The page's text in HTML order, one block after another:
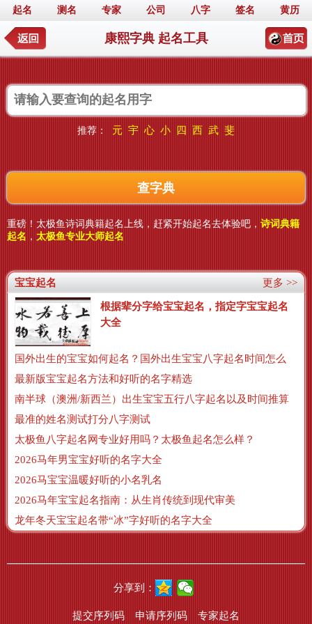
起名 测名 专家 公司 八字 签名 黄历
康熙字典 起名工具
推荐： 元 宇 心 小 四 西 武 斐
重磅！太极鱼诗词典籍起名上线，赶紧开始起名去体验吧， 诗词典籍
起名 ， 太极鱼专业大师起名
更多 >>
宝宝起名
根据辈分字给宝宝起名，指定字宝宝起名
大全
最新版宝宝起名方法和好听的名字精选
南半球（澳洲/新西兰）出生宝宝五行八字起名以及时间推算
最准的姓名测试打分八字测试
太极鱼八字起名网专业好用吗？太极鱼起名怎么样？
2026马年男宝宝好听的名字大全
2026马宝宝温暖好听的小名乳名
2026马年宝宝起名指南：从生肖传统到现代审美
龙年冬天宝宝起名带“冰”字好听的名字大全
分享到：
提交序列码 申请序列码 专家起名